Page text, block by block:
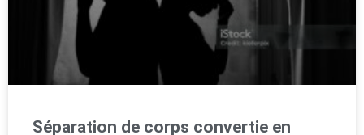
Séparation de corps convertie en